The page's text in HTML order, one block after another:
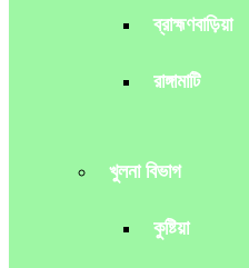
ব্রাহ্মণবাড়িয়া
রাঙ্গামাটি
খুলনা বিভাগ
কুষ্টিয়া